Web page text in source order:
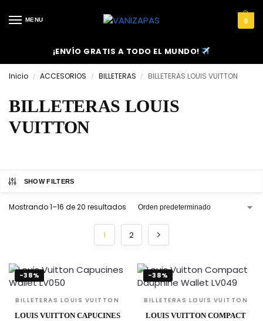
MENU 0
¡ENVÍO GRATIS A TODO EL MUNDO!
Inicio / ACCESORIOS / BILLETERAS / BILLETERAS LOUIS VUITTON
BILLETERAS LOUIS
VUITTON
SHOW FILTERS
Mostrando 1–16 de 20 resultados
1 2
-38%
BILLETERAS LOUIS VUITTON
LOUIS VUITTON CAPUCINES
-38%
BILLETERAS LOUIS VUITTON
LOUIS VUITTON COMPACT